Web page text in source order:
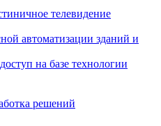
телевидение
автоматизации зданий и
на базе технологии
решений